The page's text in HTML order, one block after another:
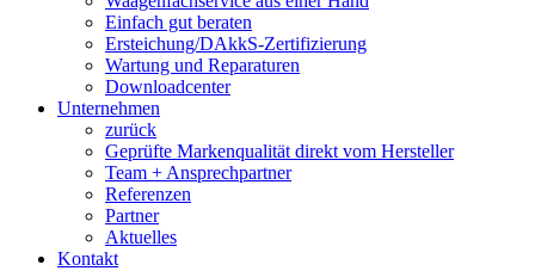
Einfach gut beraten
Ersteichung/DAkkS-Zertifizierung
Wartung und Reparaturen
Downloadcenter
Unternehmen
zurück
Geprüfte Markenqualität direkt vom Hersteller
Team + Ansprechpartner
Referenzen
Partner
Aktuelles
Kontakt